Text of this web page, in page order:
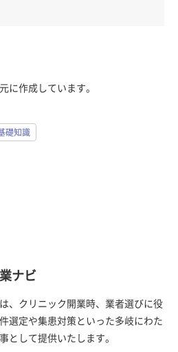
に作成しています。
礎知識
ナビ
、クリニック開業時、業者選びに役
選定や集患対策といった多岐にわた
として提供いたします。